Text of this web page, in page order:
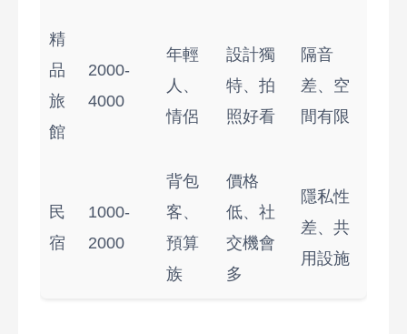
精
品
旅
館
2000-
4000
年輕
人、
情侶
設計獨
特、拍
照好看
隔音
差、空
間有限
民
宿
1000-
2000
背包
客、
預算
族
價格
低、社
交機會
多
隱私性
差、共
用設施